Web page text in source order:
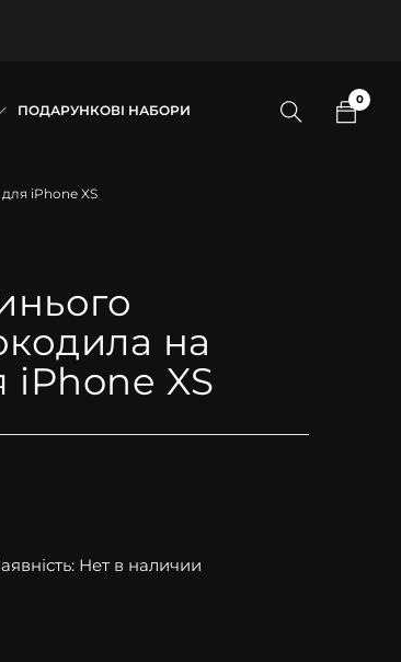
ПОДАРУНКОВІ НАБОРИ
0
iPhone XS
на
iPhone XS
Нет в наличии